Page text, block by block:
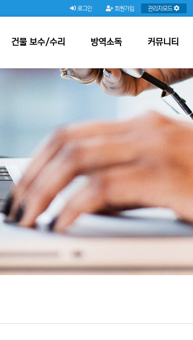
관리자모드
회원가입
로그인
건물 보수/수리 방역소독 커뮤니티